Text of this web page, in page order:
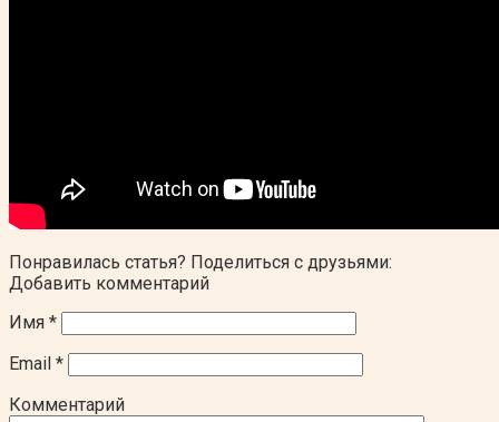
Понравилась статья? Поделиться с друзьями:
Добавить комментарий
Имя *
Email *
Комментарий